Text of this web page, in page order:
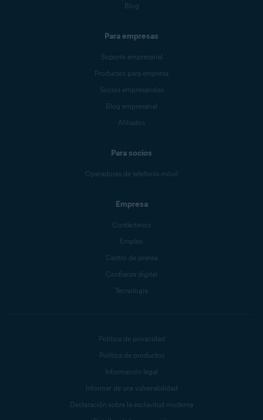
Blog
Para empresas
Soporte empresarial
Productos para empresa
Socios empresariales
Blog empresarial
Afiliados
Para socios
Operadores de telefonía móvil
Empresa
Contáctenos
Empleo
Centro de prensa
Confianza digital
Tecnología
Política de privacidad
Política de productos
Información legal
Informar de una vulnerabilidad
Declaración sobre la esclavitud moderna